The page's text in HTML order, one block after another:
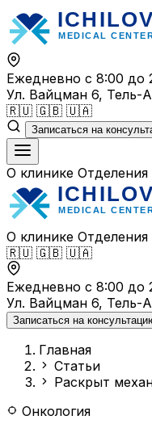
Перейти
к
содержимому
Ежедневно с 8:00 до
Ул. Вайцман 6, Тель-
🇷🇺 🇬🇧 🇺🇦
Записаться на
О клинике Отделения
О клинике Отделения
🇷🇺 🇬🇧 🇺🇦
Ежедневно с 8:00 до
Ул. Вайцман 6, Тель-
Записаться на
Главная
Статьи
Раскрыт
Онкология